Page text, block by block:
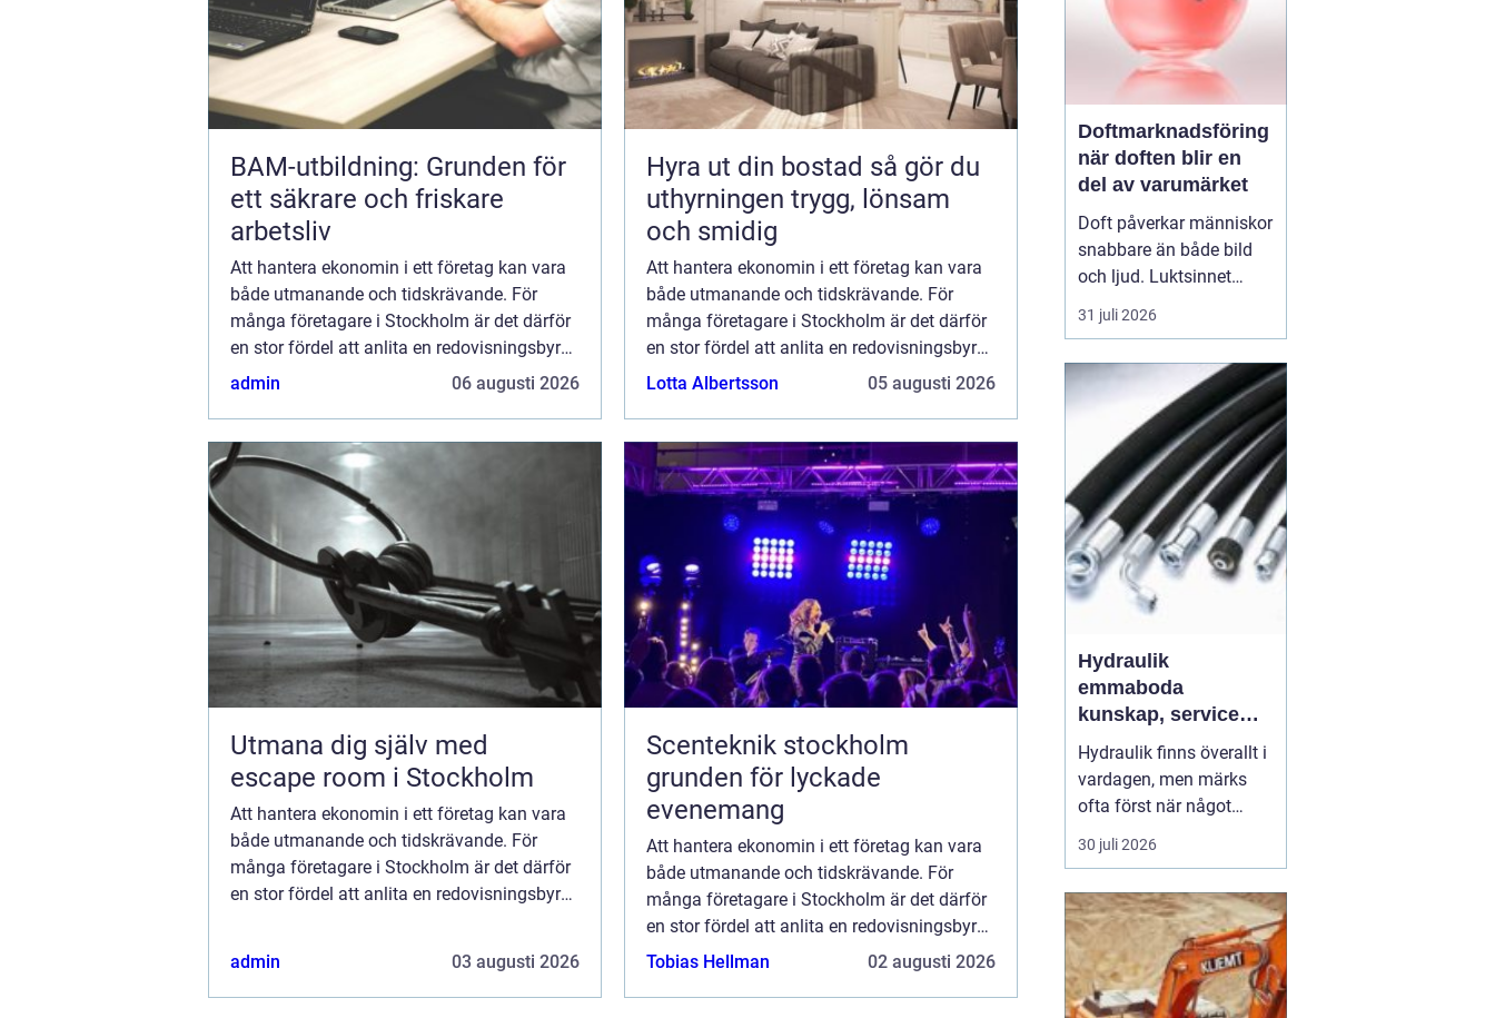
BAM-utbildning: Grunden för
ett säkrare och friskare
arbetsliv
Att hantera ekonomin i ett företag kan vara
både utmanande och tidskrävande. För
många företagare i Stockholm är det därför
en stor fördel att anlita en redovisningsbyrå.
Denna artikel gå...
admin 06 augusti 2026
Hyra ut din bostad så gör du
uthyrningen trygg, lönsam
och smidig
Att hantera ekonomin i ett företag kan vara
både utmanande och tidskrävande. För
många företagare i Stockholm är det därför
en stor fördel att anlita en redovisningsbyrå.
Denna artikel gå...
Lotta Albertsson 05 augusti 2026
Utmana dig själv med
escape room i Stockholm
Att hantera ekonomin i ett företag kan vara
både utmanande och tidskrävande. För
många företagare i Stockholm är det därför
en stor fördel att anlita en redovisningsbyrå.
admin
03 augusti 2026
Scenteknik stockholm
grunden för lyckade
evenemang
Att hantera ekonomin i ett företag kan vara
både utmanande och tidskrävande. För
många företagare i Stockholm är det därför
en stor fördel att anlita en redovisningsbyrå.
Denna artikel gå...
Tobias Hellman 02 augusti 2026
Doftmarknadsföring
när doften blir en
del av varumärket
Doft påverkar människor
snabbare än både bild
och ljud. Luktsinnet
kopplas direkt till
hjärnans centrum för
Därförhar
doftmarknadsföring
ett kraftfullt verktyg
för företag som v...
31 juli 2026
Hydraulik
emmaboda
kunskap, service
och rätt lösningar
när du behöver dem
Hydraulik finns överallt i
vardagen, men märks
ofta först när något
slutar fungera. En
läckande slang kan
stillastående maskiner
kan bromsa en industri i
timmar och en trasig
cylinder kan stänga ner
30 juli 2026